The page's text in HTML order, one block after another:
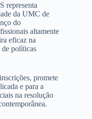
representa
da UMC de
do
altamente
eficaz na
de políticas
promete
e para a
na resolução